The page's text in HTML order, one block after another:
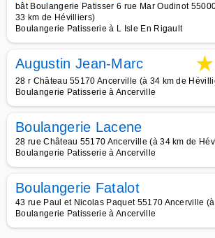
bât Boulangerie Patisser 6 rue Mar Oudinot
33 km de Hévilliers)
Boulangerie Patisserie à L Isle En Rigault
Augustin Jean-Marc ★
28 r Château 55170 Ancerville (à 34 km de
Boulangerie Patisserie à Ancerville
Boulangerie Lacene
28 rue Château 55170 Ancerville (à 34 km de
Boulangerie Patisserie à Ancerville
Boulangerie Fatalot
43 rue Paul et Nicolas Paquet 55170 Ancerville
Boulangerie Patisserie à Ancerville